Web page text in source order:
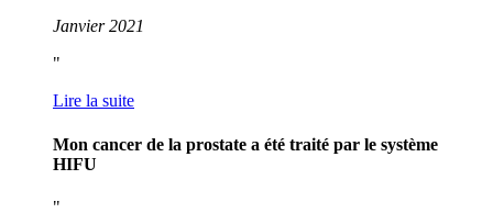
Janvier 2021
Lire la suite
Mon cancer de la prostate a été traité par le système
HIFU